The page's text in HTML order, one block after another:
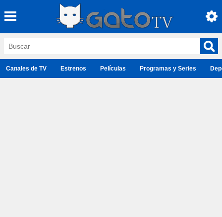
Canales de TV Estrenos Películas Programas y Series